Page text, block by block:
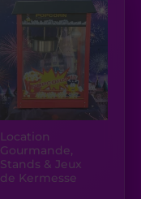
Location
Gourmande,
Stands & Jeux
de Kermesse